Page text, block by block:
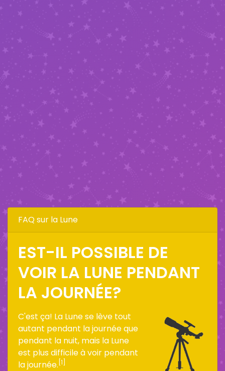
FAQ sur la Lune
EST-IL POSSIBLE DE
VOIR LA LUNE PENDANT
LA JOURNÉE?
C'est ça! La Lune se lève tout
autant pendant la journée que
pendant la nuit, mais la Lune
est plus difficile à voir pendant
la journée. [1]